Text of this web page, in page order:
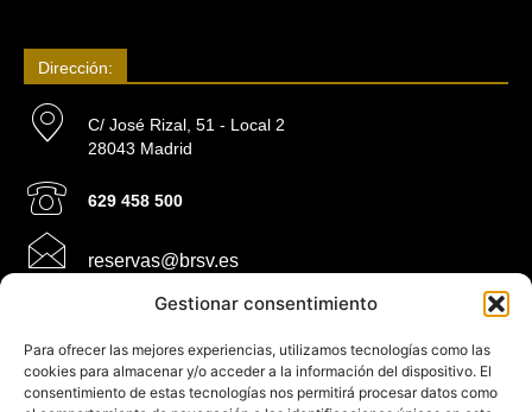
Gestionar consentimiento
Para ofrecer las mejores experiencias, utilizamos tecnologías como las
cookies para almacenar y/o acceder a la información del dispositivo. El
consentimiento de estas tecnologías nos permitirá procesar datos como
Dirección:
C/ José Rizal, 51 - Local 2
28043 Madrid
629 458 500
reservas@brsv.es
Información: